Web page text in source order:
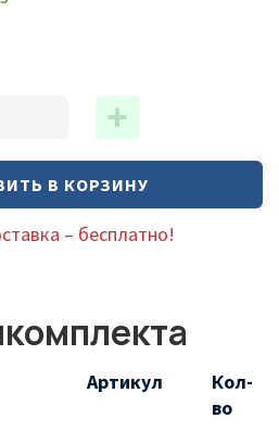
В КОРЗИНУ
– бесплатно!
Артикул
Кол-
во